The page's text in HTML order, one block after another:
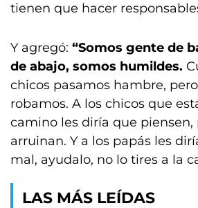
tienen que hacer
Y agregó: “Somos gente de
de abajo, somos humildes.
chicos pasamos hambre,
robamos. A los chicos que
camino les diría que piensen,
arruinan. Y a los papás les
mal, ayudalo, no lo tires a la
LAS MÁS LEÍDAS